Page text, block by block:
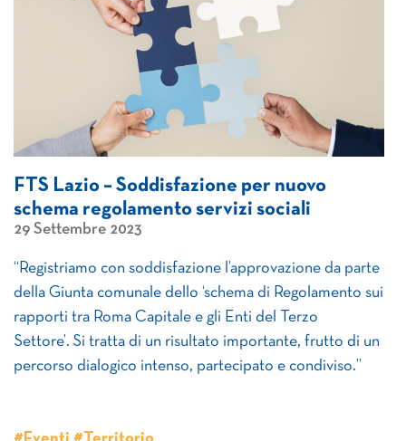
FTS Lazio – Soddisfazione per nuovo
schema regolamento servizi sociali
29 Settembre 2023
“Registriamo con soddisfazione l’approvazione da parte
della Giunta comunale dello ‘schema di Regolamento sui
rapporti tra Roma Capitale e gli Enti del Terzo
Settore’. Si tratta di un risultato importante, frutto di un
percorso dialogico intenso, partecipato e condiviso.”